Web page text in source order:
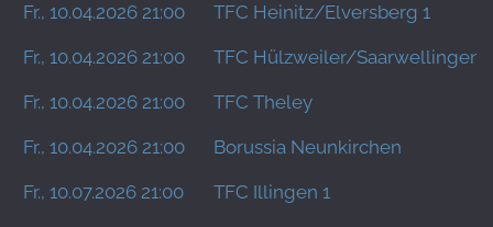
Fr., 10.04.2026 21:00 TFC Heinitz/Elversberg 1
Fr., 10.04.2026 21:00 TFC Hülzweiler/Saarwellingen
Fr., 10.04.2026 21:00 TFC Theley
Fr., 10.04.2026 21:00 Borussia Neunkirchen
Fr., 10.07.2026 21:00 TFC Illingen 1